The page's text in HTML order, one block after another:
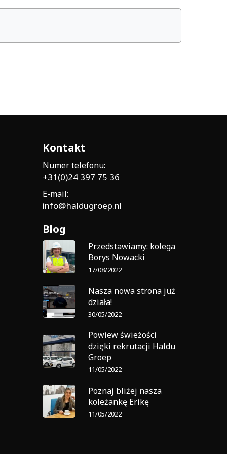
Kontakt
Numer telefonu:
+31(0)24 397 75 36
E-mail:
info@haldugroep.nl
Blog
Przedstawiamy: kolega
Borys Nowacki
17/08/2022
Nasza nowa strona już
działa!
30/05/2022
Powiew świeżości
dzięki rekrutacji Haldu
Groep
11/05/2022
Poznaj bliżej nasza
koleżankę Erikę
11/05/2022